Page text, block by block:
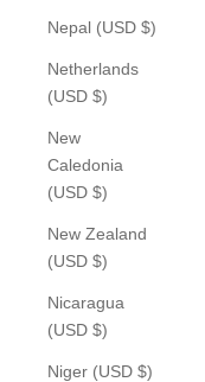
Nepal (USD $)
Netherlands
(USD $)
New
Caledonia
(USD $)
New Zealand
(USD $)
Nicaragua
(USD $)
Niger (USD $)